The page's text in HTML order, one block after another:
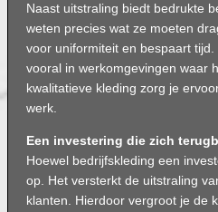
Naast uitstraling biedt bedrukte
weten precies wat ze moeten
voor uniformiteit en bespaart
vooral in werkomgevingen waar
kwalitatieve kleding zorg je
werk.
Een investering die zich
Hoewel bedrijfskleding een
op. Het versterkt de uitstraling
klanten. Hierdoor vergroot je de